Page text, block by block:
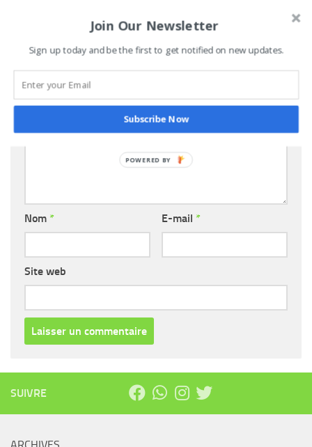
LAISSER UN COMMENTAIRE
Nom * E-mail *
Site web
SUIVRE
Join Our Newsletter
Sign up today and be the first to get notified on new updates.
Subscribe Now